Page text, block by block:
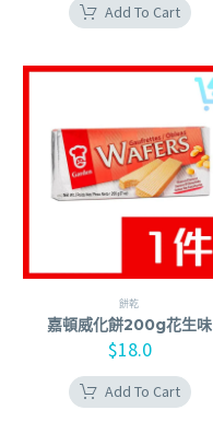
Add To Cart
餅乾
嘉頓威化餅200g花生味
$18.0
Add To Cart